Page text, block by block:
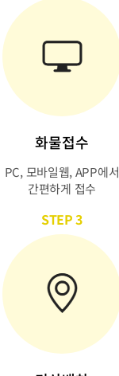
화물접수
PC, 모바일웹, APP에서
간편하게 접수
STEP 3